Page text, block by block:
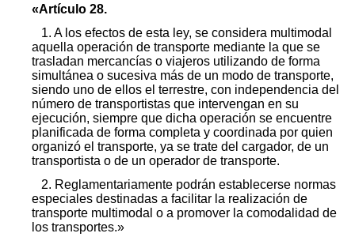
«Artículo 28.
1. A los efectos de esta ley, se considera multimodal
aquella operación de transporte mediante la que se
trasladan mercancías o viajeros utilizando de forma
simultánea o sucesiva más de un modo de transporte,
siendo uno de ellos el terrestre, con independencia del
número de transportistas que intervengan en su
ejecución, siempre que dicha operación se encuentre
planificada de forma completa y coordinada por quien
organizó el transporte, ya se trate del cargador, de un
transportista o de un operador de transporte.
2. Reglamentariamente podrán establecerse normas
especiales destinadas a facilitar la realización de
transporte multimodal o a promover la comodalidad de
los transportes.»